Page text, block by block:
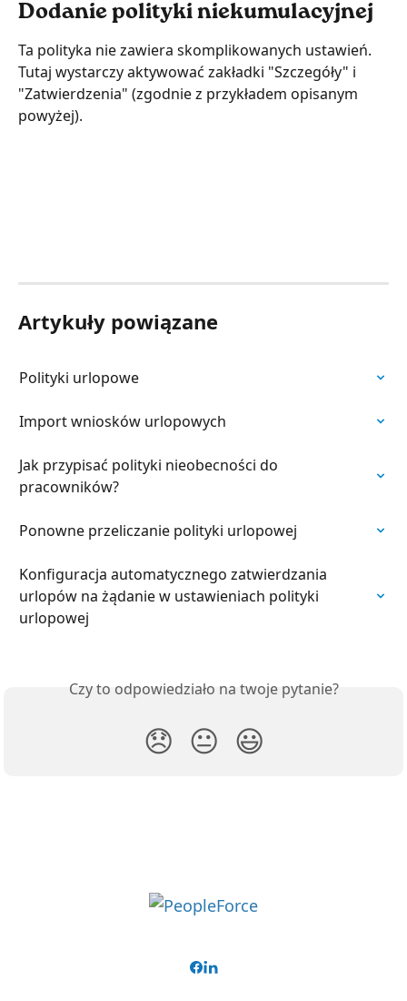
Dodanie polityki niekumulacyjnej
Ta polityka nie zawiera skomplikowanych ustawień.
Tutaj wystarczy aktywować zakładki "Szczegóły" i
"Zatwierdzenia" (zgodnie z przykładem opisanym
powyżej).
Artykuły powiązane
Polityki urlopowe
Import wniosków urlopowych
Jak przypisać polityki nieobecności do
pracowników?
Ponowne przeliczanie polityki urlopowej
Konfiguracja automatycznego zatwierdzania
urlopów na żądanie w ustawieniach polityki
urlopowej
Czy to odpowiedziało na twoje pytanie?
😞 😐 😃